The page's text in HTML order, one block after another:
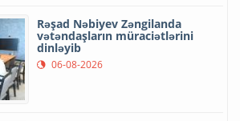
Rəşad Nəbiyev Zəngilanda
vətəndaşların müraciətlərini
dinləyib
06-08-2026